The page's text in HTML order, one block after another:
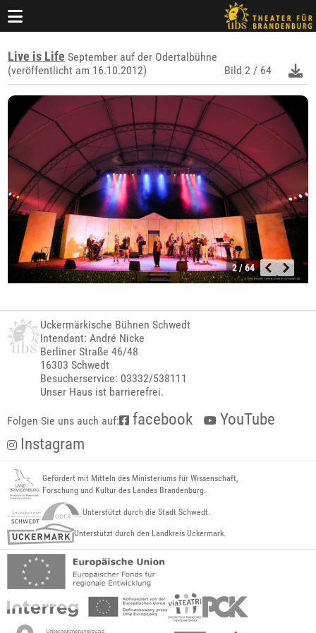
Live is Life September auf der Odertalbühne
(veröffentlicht am 16.10.2012)
Bild 2 / 64
2 / 64
Uckermärkische Bühnen Schwedt
Intendant: André Nicke
Berliner Straße 46/48
16303 Schwedt
Besucherservice: 03332/538111
Unser Haus ist barrierefrei.
Folgen Sie uns auch auf: facebook
YouTube
Instagram
Gefördert mit Mitteln des Ministeriums für Wissenschaft,
Forschung und Kultur des Landes Brandenburg.
Unterstützt durch die Stadt Schwedt.
Unterstützt durch den Landkreis Uckermark.